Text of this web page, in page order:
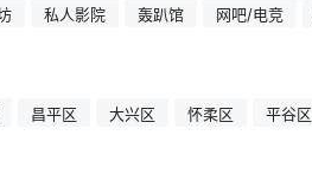
私人影院 轰趴馆 网吧/电竞
昌平区 大兴区 怀柔区 平谷区